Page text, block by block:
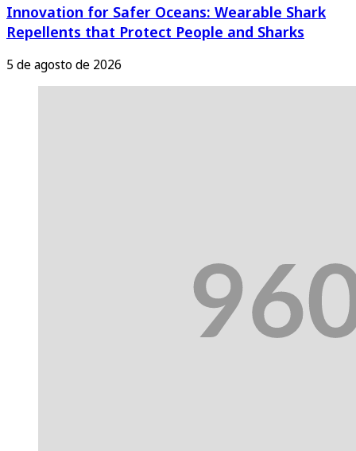
Innovation for Safer Oceans: Wearable Shark
Repellents that Protect People and Sharks
5 de agosto de 2026